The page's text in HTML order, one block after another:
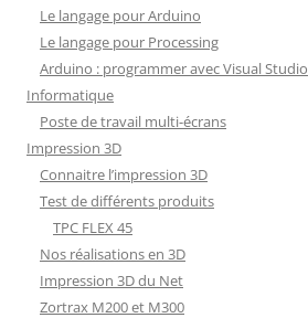
Le langage pour Arduino
Le langage pour Processing
Arduino : programmer avec Visual Studio
Informatique
Poste de travail multi-écrans
Impression 3D
Connaitre l’impression 3D
Test de différents produits
TPC FLEX 45
Nos réalisations en 3D
Impression 3D du Net
Zortrax M200 et M300